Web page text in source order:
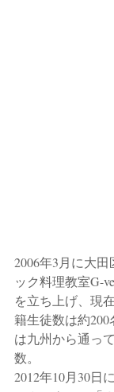
2006年3月に大
ック料理教室G-
を立ち上げ、現
籍生徒数は約
は九州から通っ
数。
2012年10月30日